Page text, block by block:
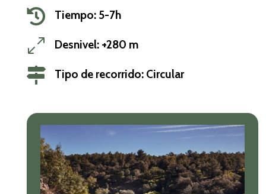
 Tiempo: 5-7h
0 Desnivel: +280 m
 Tipo de recorrido: Circular